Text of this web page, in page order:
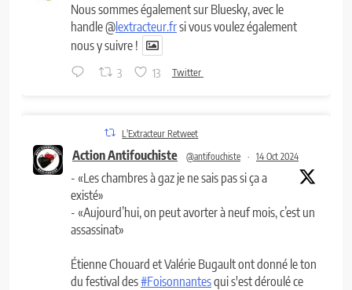
Nous sommes également sur Bluesky, avec le
handle @lextracteur.frsi vous voulez également
nous y suivre !
3 13 Twitter
L'Extracteur Retweet
Action Antifouchiste @antifouchiste · 14 Oct 2024
- «Les chambres à gaz je ne sais pas si ça a
existé»
- «Aujourd’hui, on peut avorter à neuf mois, c’est un
assassinat»
Étienne Chouard et Valérie Bugault ont donné le ton
du festival des#Foisonnantesqui s'est déroulé ce